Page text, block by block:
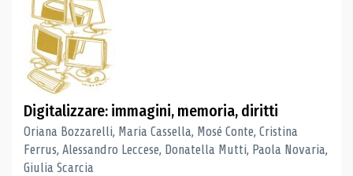
Digitalizzare: immagini, memoria, diritti
Oriana Bozzarelli, Maria Cassella, Mosé Conte, Cristina
Ferrus, Alessandro Leccese, Donatella Mutti, Paola Novaria,
Giulia Scarcia